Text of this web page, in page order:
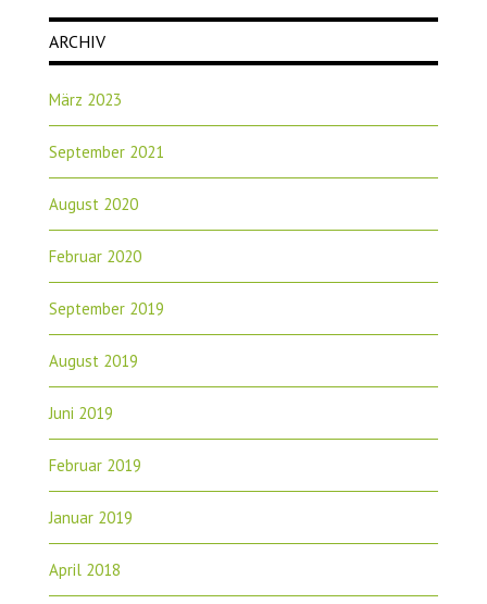
ARCHIV
März 2023
September 2021
August 2020
Februar 2020
September 2019
August 2019
Juni 2019
Februar 2019
Januar 2019
April 2018